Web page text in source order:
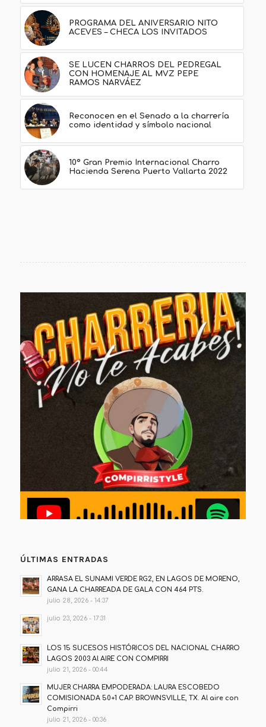
PROGRAMA DEL ANIVERSARIO NITO
ACEVES – CHECA LOS INVITADOS
SE LUCEN CHARROS DEL PEDREGAL
CON HOMENAJE AL MVZ PEPE
RAMOS NARVÁEZ
Reconocen en el Senado a la charrería
como identidad y símbolo nacional
10º Gran Premio Internacional Charro
Hacienda Serena Puerto Vallarta 2022
ÚLTIMAS ENTRADAS
ARRASA EL SUNAMI VERDE RG2, EN LAGOS DE MORENO,
GANA LA CHARREADA DE GALA CON 464 PTS.
julio 28, 2026 - 14:37
julio 23, 2026 - 17:31
LOS 15 SUCESOS HISTÓRICOS DEL NACIONAL CHARRO
LAGOS 2003 Al AIRE CON COMPIRRI
julio 21, 2026 - 00:44
MUJER CHARRA EMPODERADA: LAURA ESCOBEDO
COMISIONADA 50+1 CAP. BROWNSVILLE, TX. Al aire con
Compirri
julio 21, 2026 - 00:36